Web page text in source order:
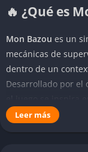
🔥 ¿Qué es
Mon Bazou es un
mecánicas de
dentro de un
Desarrollado por el
jugador comienza
Leer más